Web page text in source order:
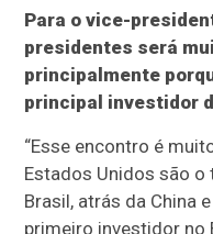
Para o vice-
presidentes será
principalmente
principal investidor
“Esse encontro é
Estados Unidos são
Brasil, atrás da China
primeiro investidor no